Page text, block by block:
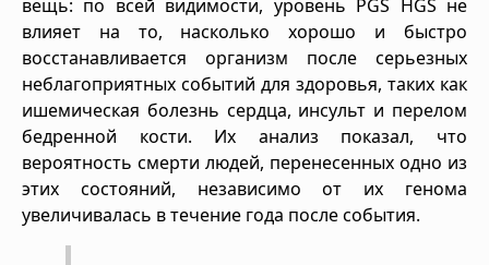
вещь: по всей видимости, уровень PGS HGS не
влияет на то, насколько хорошо и быстро
восстанавливается организм после серьезных
неблагоприятных событий для здоровья, таких как
ишемическая болезнь сердца, инсульт и перелом
бедренной кости. Их анализ показал, что
вероятность смерти людей, перенесенных одно из
этих состояний, независимо от их генома
увеличивалась в течение года после события.